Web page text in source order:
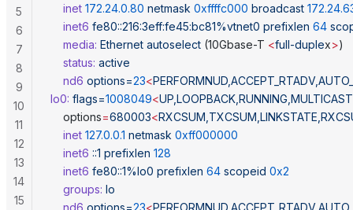
	inet
172.24.0.80 netmask 0xffffc000 broadcast
	inet6
fe80::216:3eff:fe45:bc81%vtnet0 prefixlen 64
	media:
Ethernet autoselect (10Gbase-T <full-duplex>)
	status:
active
	nd6
options=23<
lo0: flags=1008049<
	options
=680003<
	inet
127.0.0.1 netmask 0xff000000
	inet6
::1 prefixlen 128
	inet6
fe80::1%lo0 prefixlen 64 scopeid 0x2
	groups:
lo
	nd6
options=23<
5
6
7
8
9
10
11
12
13
14
15